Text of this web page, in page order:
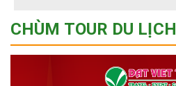
CHÙM TOUR DU LỊCH